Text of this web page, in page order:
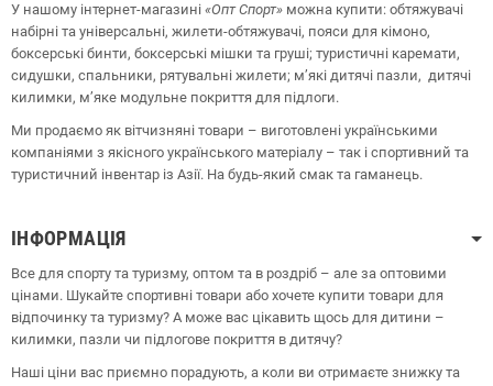
У нашому інтернет-магазині «ОптСпорт» можна купити: обтяжувачі
набірні та універсальні, жилети-обтяжувачі, пояси для кімоно,
боксерські бинти, боксерські мішки та груші; туристичні каремати,
сидушки, спальники, рятувальні жилети; м’які дитячі пазли, дитячі
килимки, м’яке модульне покриття для підлоги.
Ми продаємо як вітчизняні товари – виготовлені українськими
компаніями з якісного українського матеріалу – так і спортивний та
туристичний інвентар із Азії. На будь-який смак та гаманець.
ІНФОРМАЦІЯ
Все для спорту та туризму, оптом та в роздріб – але за оптовими
цінами. Шукайте спортивні товари або хочете купити товари для
відпочинку та туризму? А може вас цікавить щось для дитини –
килимки, пазли чи підлогове покриття в дитячу?
Наші ціни вас приємно порадують, а коли ви отримаєте знижку та